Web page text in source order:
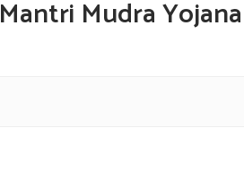
Mantri Mudra Yojana